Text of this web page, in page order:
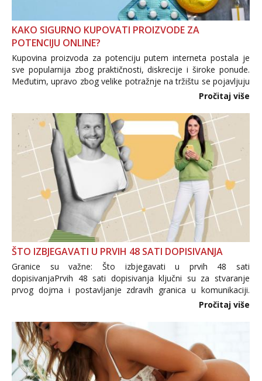
KAKO SIGURNO KUPOVATI PROIZVODE ZA
POTENCIJU ONLINE?
Kupovina proizvoda za potenciju putem interneta postala je
sve popularnija zbog praktičnosti, diskrecije i široke ponude.
Međutim, upravo zbog velike potražnje na tržištu se pojavljuju
i brojni krivotvoreni proizvodi, nepouzdane internetske
Pročitaj više
ŠTO IZBJEGAVATI U PRVIH 48 SATI DOPISIVANJA
Granice su važne: Što izbjegavati u prvih 48 sati
dopisivanjaPrvih 48 sati dopisivanja ključni su za stvaranje
prvog dojma i postavljanje zdravih granica u komunikaciji.
Važno je izbjeći prebrzo otkrivanje osobnih ili intimnih
povjerenje. Takođe...
Pročitaj više